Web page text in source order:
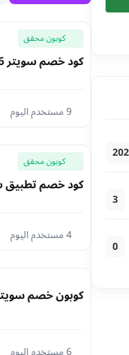
3
0
كوبون محقق
كود خصم سويتر 2026 خصم 15% علي جميع خدمات غسيل و تلميع السيارات
9 مستخدم اليوم
كوبون محقق
كود خصم تطبيق
4 مستخدم اليوم
كوبون خصم سويتر 2026 علي عروض غسيل